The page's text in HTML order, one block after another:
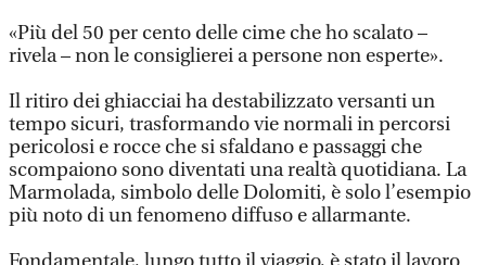
«Più del 50 per cento delle cime che ho scalato –
rivela – non le consiglierei a persone non esperte».
Il ritiro dei ghiacciai ha destabilizzato versanti un
tempo sicuri, trasformando vie normali in percorsi
pericolosi e rocce che si sfaldano e passaggi che
scompaiono sono diventati una realtà quotidiana. La
Marmolada, simbolo delle Dolomiti, è solo l’esempio
più noto di un fenomeno diffuso e allarmante.